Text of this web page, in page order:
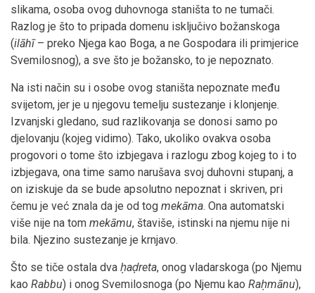
slikama, osoba ovog duhovnoga staništa to ne tumači.
Razlog je što to pripada domenu isključivo božanskoga
(ilāhī– preko Njega kao Boga, a ne Gospodara ili primjerice
Svemilosnog), a sve što je božansko, to je nepoznato.
Na isti način su i osobe ovog staništa nepoznate među
svijetom, jer je u njegovu temelju sustezanje i klonjenje.
Izvanjski gledano, sud razlikovanja se donosi samo po
djelovanju (kojeg vidimo). Tako, ukoliko ovakva osoba
progovori o tome što izbjegava i razlogu zbog kojeg to i to
izbjegava, ona time samo narušava svoj duhovni stupanj, a
on iziskuje da se bude apsolutno nepoznat i skriven, pri
čemu je već znala da je od tog mekāma. Ona automatski
više nije na tom mekāmu, štaviše, istinski na njemu nije ni
bila. Njezino sustezanje je krnjavo.
Što se tiče ostala dva ḥaḍreta, onog vladarskoga (po Njemu
kao Rabbu) i onog Svemilosnoga (po Njemu kao Raḥmānu),